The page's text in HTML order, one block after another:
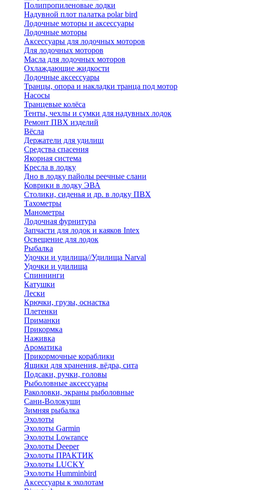
Полипропиленовые лодки
Надувной плот палатка polar bird
Лодочные моторы и аксессуары
Лодочные моторы
Аксессуары для лодочных моторов
Для лодочных моторов
Масла для лодочных моторов
Охлаждающие жидкости
Лодочные аксессуары
Транцы, опора и накладки транца под мотор
Насосы
Транцевые колёса
Тенты, чехлы и сумки для надувных лодок
Ремонт ПВХ изделий
Вёсла
Держатели для удилищ
Средства спасения
Якорная система
Кресла в лодку
Дно в лодку пайолы реечные слани
Коврики в лодку ЭВА
Столики, сиденья и др. в лодку ПВХ
Тахометры
Манометры
Лодочная фурнитура
Запчасти для лодок и каяков Intex
Освещение для лодок
Рыбалка
Удочки и удилища//Удилища Narval
Удочки и удилища
Спиннинги
Катушки
Лески
Крючки, грузы, оснастка
Плетенки
Приманки
Прикормка
Наживка
Ароматика
Прикормочные кораблики
Ящики для хранения, вёдра, сита
Подсаки, ручки, головы
Рыболовные аксессуары
Раколовки, экраны рыболовные
Сани-Волокуши
Зимняя рыбалка
Эхолоты
Эхолоты Garmin
Эхолоты Lowrance
Эхолоты Deeper
Эхолоты ПРАКТИК
Эхолоты LUCKY
Эхолоты Humminbird
Аксессуары к эхолотам